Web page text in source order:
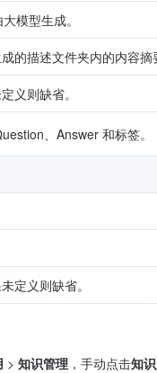
模型生成。
的描述文件夹内的内容摘
义则缺省。
、Answer 和标签。
定义则缺省。
> 知识管理 ，手动点击知